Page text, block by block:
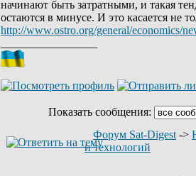
начинают быть затратными, и такая
остаются в минусе. И это касается не
http://www.ostro.org/general/economics/
Показать сообщения:
Форум Sat-Digest ->
и технологий